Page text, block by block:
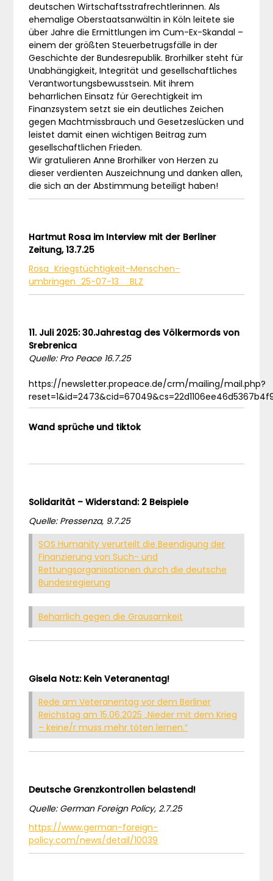
deutschen Wirtschaftsstrafrechtlerinnen. Als
ehemalige Oberstaatsanwältin in Köln leitete sie
über Jahre die Ermittlungen im Cum-Ex-Skandal –
einem der größten Steuerbetrugsfälle in der
Geschichte der Bundesrepublik. Brorhilker steht für
Unabhängigkeit, Integrität und gesellschaftliches
Verantwortungsbewusstsein. Mit ihrem
beharrlichen Einsatz für Gerechtigkeit im
Finanzsystem setzt sie ein deutliches Zeichen
gegen Machtmissbrauch und Gesetzeslücken und
leistet damit einen wichtigen Beitrag zum
gesellschaftlichen Frieden.
Wir gratulieren Anne Brorhilker von Herzen zu
dieser verdienten Auszeichnung und danken allen,
die sich an der Abstimmung beteiligt haben!
Hartmut Rosa im Interview mit der Berliner
Zeitung, 13.7.25
Rosa_Kriegstüchtigkeit-Menschen-
umbringen_25-07-13__BLZ
11. Juli 2025: 30.Jahrestag des Völkermords von
Srebrenica
Quelle: Pro Peace 16.7.25
https://newsletter.propeace.de/crm/mailing/mail.php?
Wand sprüche und tiktok
Solidarität – Widerstand: 2 Beispiele
Quelle: Pressenza, 9.7.25
SOS Humanity verurteilt die Beendigung der
Finanzierung von Such- und
Rettungsorganisationen durch die deutsche
Bundesregierung
Beharrlich gegen die Grausamkeit
Gisela Notz: Kein Veteranentag!
Rede am Veteranentag vor dem Berliner
Reichstag am 15.06.2025 „Nieder mit dem Krieg
– keine/r muss mehr töten lernen.“
Deutsche Grenzkontrollen belastend!
Quelle: German Foreign Policy, 2.7.25
https://www.german-foreign-
policy.com/news/detail/10039